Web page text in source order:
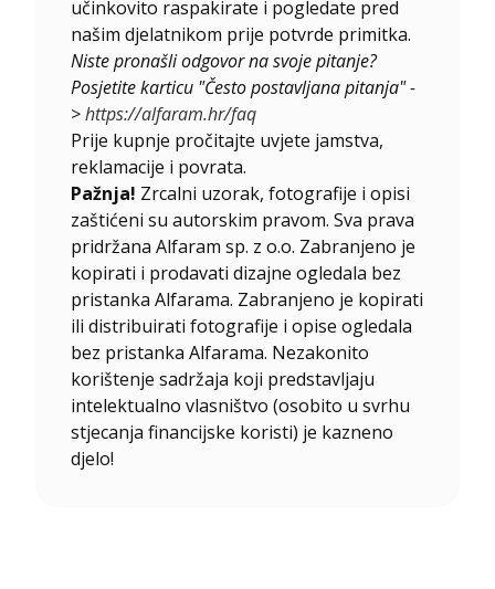
učinkovito raspakirate i pogledate pred
našim djelatnikom prije potvrde primitka.
Niste pronašli odgovor na svoje pitanje?
Posjetite karticu "Često postavljana pitanja" -
>https://alfaram.hr/faq
Prije kupnje pročitajte uvjete jamstva,
reklamacije i povrata.
Pažnja! Zrcalni uzorak, fotografije i opisi
zaštićeni su autorskim pravom. Sva prava
pridržana Alfaram sp. z o.o. Zabranjeno je
kopirati i prodavati dizajne ogledala bez
pristanka Alfarama. Zabranjeno je kopirati
ili distribuirati fotografije i opise ogledala
bez pristanka Alfarama. Nezakonito
korištenje sadržaja koji predstavljaju
intelektualno vlasništvo (osobito u svrhu
stjecanja financijske koristi) je kazneno
djelo!